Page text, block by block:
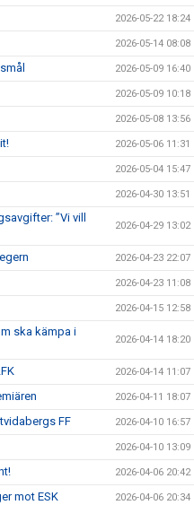
2026-05-22 18:24
2026-05-14 08:08
2026-05-09 16:40
2026-05-09 10:18
2026-05-08 13:56
2026-05-06 11:31
2026-05-04 15:47
2026-04-30 13:51
”Vi vill
2026-04-29 13:02
2026-04-23 22:07
2026-04-23 11:08
2026-04-15 12:58
ska kämpa i
2026-04-14 18:20
2026-04-14 11:07
2026-04-11 18:07
FF 2026-04-10 16:57
2026-04-10 13:09
2026-04-06 20:42
mot ESK 2026-04-06 20:34